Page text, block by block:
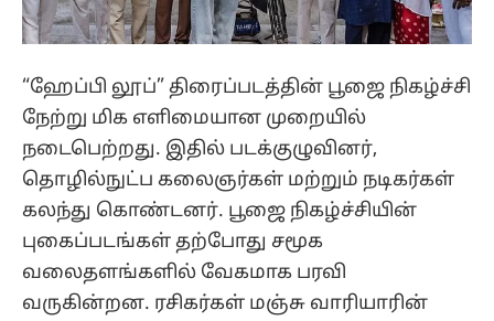
“ஹேப்பி லூப்” திரைப்படத்தின் பூஜை நிகழ்ச்சி
நேற்று மிக எளிமையான முறையில்
நடைபெற்றது. இதில் படக்குழுவினர்,
தொழில்நுட்ப கலைஞர்கள் மற்றும் நடிகர்கள்
கலந்து கொண்டனர். பூஜை நிகழ்ச்சியின்
புகைப்படங்கள் தற்போது சமூக
வலைதளங்களில் வேகமாக பரவி
வருகின்றன. ரசிகர்கள் மஞ்சு வாரியாரின்